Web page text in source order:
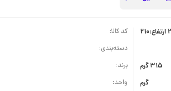
315 گرم
گرم
کد کالا:
دسته‌بندی:
برند:
واحد: